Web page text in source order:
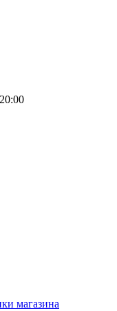
магазина